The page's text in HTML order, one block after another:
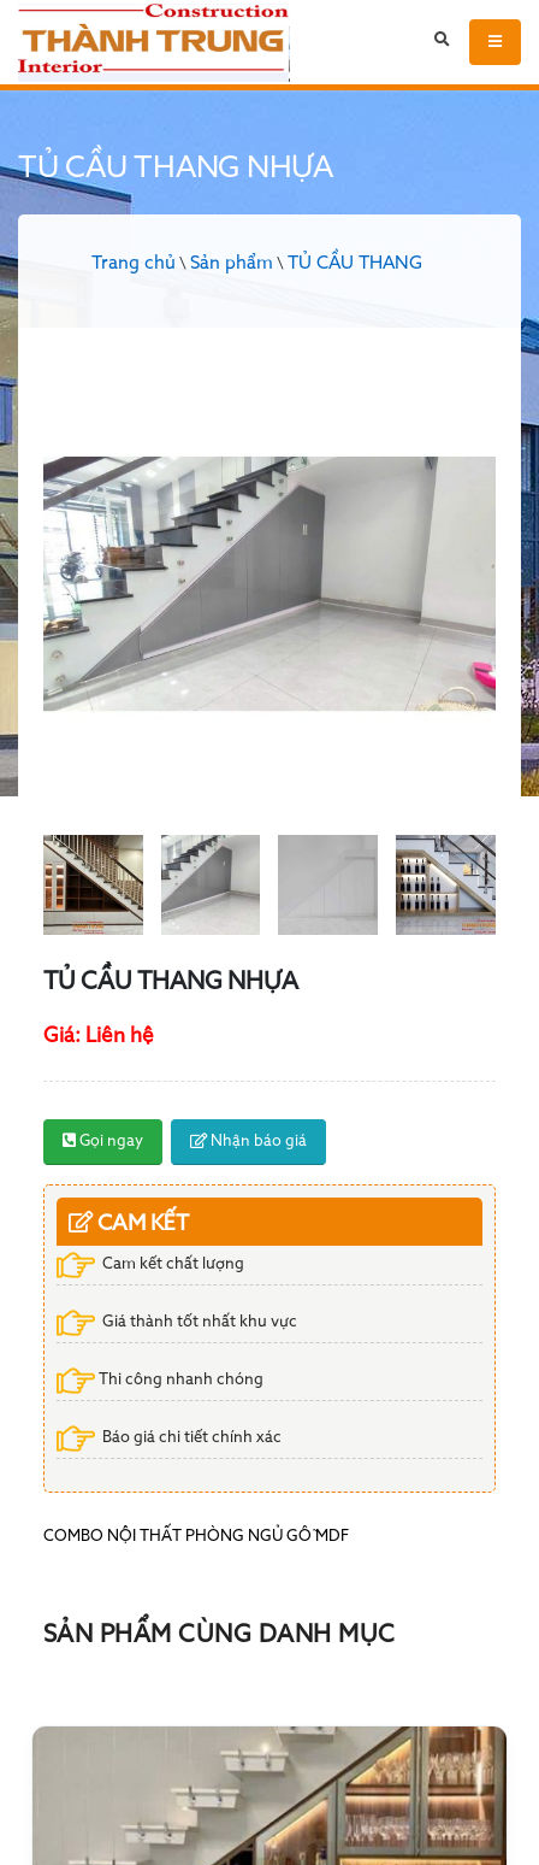
TỦ CẦU THANG NHỰA
Trang chủ \ Sản phẩm \ TỦ CẦU THANG
TỦ CẦU THANG NHỰA
Giá: Liên hệ
Gọi ngay Nhận báo giá
CAM KẾT
Cam kết chất lượng
Giá thành tốt nhất khu vực
Thi công nhanh chóng
Báo giá chi tiết chính xác
COMBO NỘI THẤT PHÒNG NGỦ GỖ MDF
SẢN PHẨM CÙNG DANH MỤC